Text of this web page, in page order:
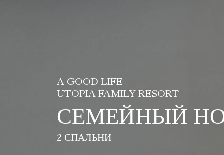
A GOOD LIFE
UTOPIA FAMILY RESORT
СЕМЕЙНЫЙ
2 СПАЛЬНИ